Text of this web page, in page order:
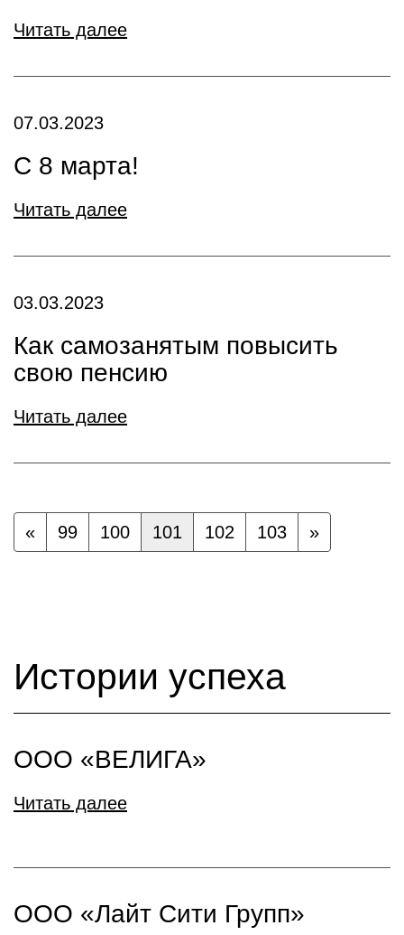
Читать далее
07.03.2023
С 8 марта!
Читать далее
03.03.2023
Как самозанятым повысить
свою пенсию
Читать далее
« 99 100 101 102 103 »
Истории успеха
ООО «ВЕЛИГА»
Читать далее
ООО «Лайт Сити Групп»